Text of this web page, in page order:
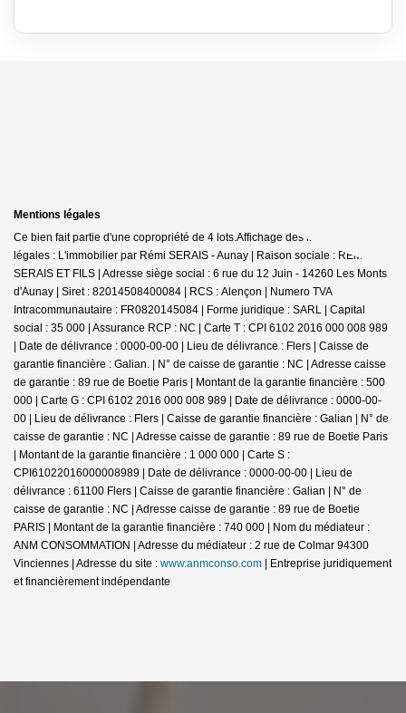
Mentions légales
Ce bien fait partie d'une copropriété de 4 lots.Affichage des informations
légales : L'immobilier par Rémi SERAIS - Aunay | Raison sociale : REMI
SERAIS ET FILS | Adresse siège social : 6 rue du 12 Juin - 14260 Les Monts
d'Aunay | Siret : 82014508400084 | RCS : Alençon | Numero TVA
Intracommunautaire : FR0820145084 | Forme juridique : SARL | Capital
social : 35 000 | Assurance RCP : NC | Carte T : CPI 6102 2016 000 008 989
| Date de délivrance : 0000-00-00 | Lieu de délivrance : Flers | Caisse de
garantie financière : Galian. | N° de caisse de garantie : NC | Adresse caisse
de garantie : 89 rue de Boetie Paris | Montant de la garantie financière : 500
000 | Carte G : CPI 6102 2016 000 008 989 | Date de délivrance : 0000-00-
00 | Lieu de délivrance : Flers | Caisse de garantie financière : Galian | N° de
caisse de garantie : NC | Adresse caisse de garantie : 89 rue de Boetie Paris
| Montant de la garantie financière : 1 000 000 | Carte S :
CPI61022016000008989 | Date de délivrance : 0000-00-00 | Lieu de
délivrance : 61100 Flers | Caisse de garantie financière : Galian | N° de
caisse de garantie : NC | Adresse caisse de garantie : 89 rue de Boetie
PARIS | Montant de la garantie financière : 740 000 | Nom du médiateur :
ANM CONSOMMATION | Adresse du médiateur : 2 rue de Colmar 94300
Vinciennes | Adresse du site : www.anmconso.com | Entreprise juridiquement
et financièrement indépendante